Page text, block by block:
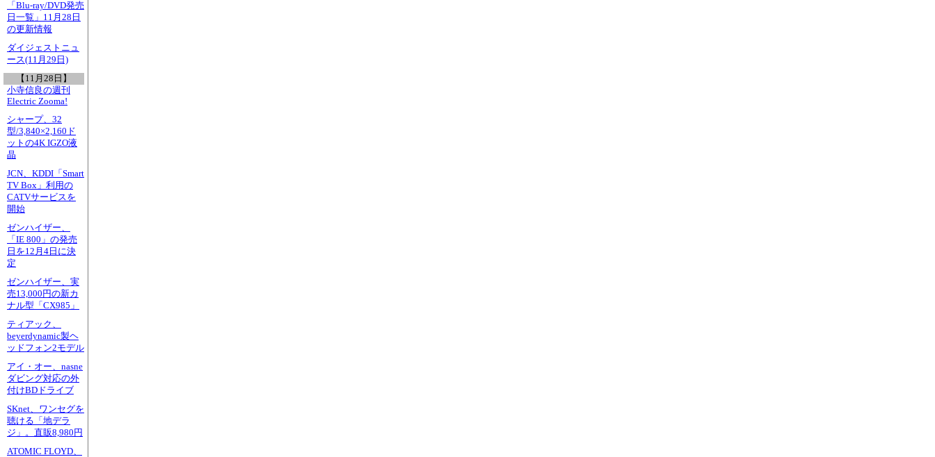
「Blu-ray/DVD発売
日一覧」11月28日
の更新情報
ダイジェストニュ
ース(11月29日)
【11月28日】
小寺信良の週刊
Electric Zooma!
シャープ、32
型/3,840×2,160ド
ットの4K IGZO液
晶
JCN、KDDI「Smart
TV Box」利用の
CATVサービスを
開始
ゼンハイザー、
「IE 800」の発売
日を12月4日に決
定
ゼンハイザー、実
売13,000円の新カ
ナル型「CX985」
ティアック、
beyerdynamic製ヘ
ッドフォン2モデル
アイ・オー、nasne
ダビング対応の外
付けBDドライブ
SKnet、ワンセグを
聴ける「地デラ
ジ」。直販8,980円
ATOMIC FLOYD、